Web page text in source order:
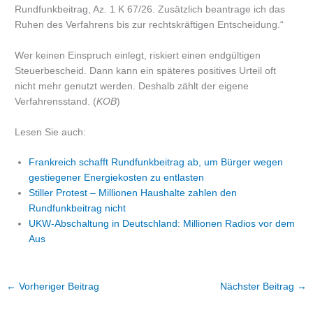
Rundfunkbeitrag, Az. 1 K 67/26. Zusätzlich beantrage ich das
Ruhen des Verfahrens bis zur rechtskräftigen Entscheidung.“
Wer keinen Einspruch einlegt, riskiert einen endgültigen
Steuerbescheid. Dann kann ein späteres positives Urteil oft
nicht mehr genutzt werden. Deshalb zählt der eigene
Verfahrensstand. (KOB)
Lesen Sie auch:
Frankreich schafft Rundfunkbeitrag ab, um Bürger wegen
gestiegener Energiekosten zu entlasten
Stiller Protest – Millionen Haushalte zahlen den
Rundfunkbeitrag nicht
UKW-Abschaltung in Deutschland: Millionen Radios vor dem
Aus
← Vorheriger Beitrag Nächster Beitrag →